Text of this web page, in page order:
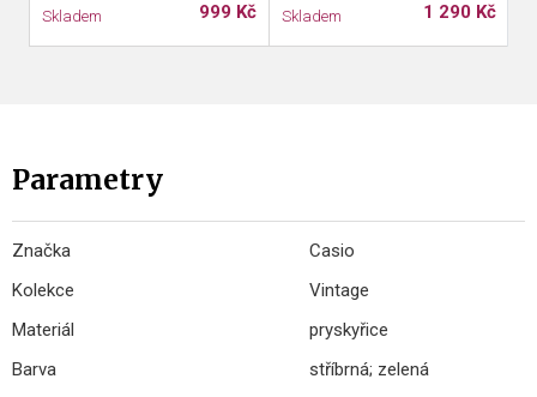
Skladem 999 Kč Skladem 1 290 Kč
Parametry
Značka
Casio
Kolekce
Vintage
Materiál
pryskyřice
Barva
stříbrná; zelená